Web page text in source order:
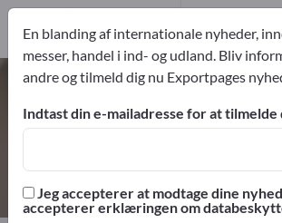
Udstillingsvitriner – find
producenter og
En blanding af internationale nyheder,
messer, handel i ind- og udland. Bliv
andre og tilmeld dig nu Exportpages
Indtast din e-mailadresse for at tilmelde
Jeg accepterer at modtage dine
accepterer erklæringen om